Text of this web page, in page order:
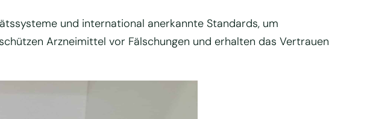
und international anerkannte Standards, um
Arzneimittel vor Fälschungen und erhalten das Vertrauen